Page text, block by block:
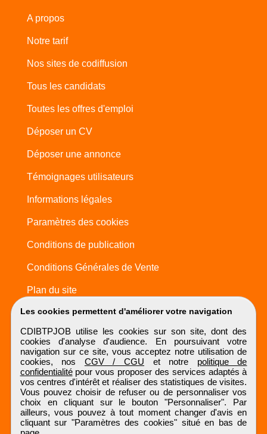
Les cookies permettent d'améliorer votre navigation
CDIBTPJOB utilise les cookies sur son site, dont des
cookies d'analyse d'audience. En poursuivant votre
navigation sur ce site, vous acceptez notre utilisation de
cookies, nos CGV / CGU et notre politique de
confidentialitépour vous proposer des services adaptés à
vos centres d'intérêt et réaliser des statistiques de visites.
Vous pouvez choisir de refuser ou de personnaliser vos
choix en cliquant sur le bouton "Personnaliser". Par
ailleurs, vous pouvez à tout moment changer d'avis en
cliquant sur "Paramètres des cookies" situé en bas de
A propos
Notre tarif
Nos sites de codiffusion
Tous les candidats
Toutes les offres d'emploi
Déposer un CV
Déposer une annonce
Témoignages utilisateurs
Informations légales
Paramètres des cookies
Conditions de publication
Conditions Générales de Vente
Plan du site